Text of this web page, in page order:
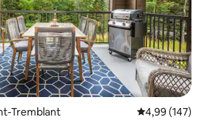
Tremblant 4,99 de uma
4,99 (147)